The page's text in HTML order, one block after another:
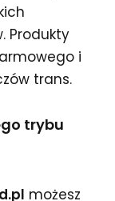
Produkty
i
trans.
trybu
możesz